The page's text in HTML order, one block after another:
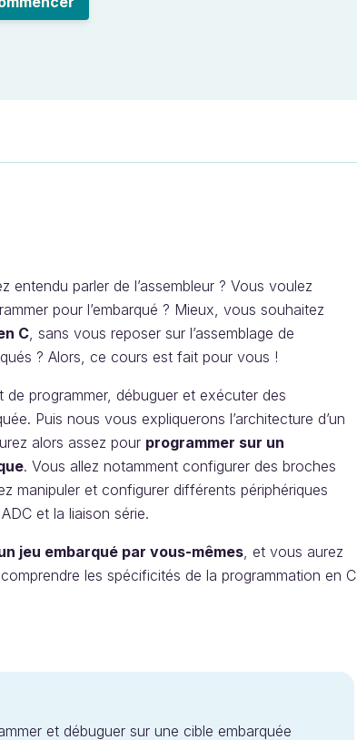
parler de l’assembleur ? Vous voulez
pour l’embarqué ? Mieux, vous souhaitez
C, sans vous reposer sur l’assemblage de
? Alors, ce cours est fait pour vous !
programmer, débuguer et exécuter des
Puis nous vous expliquerons l’architecture d’un
alors assez pour programmer sur un
. Vous allez notamment configurer des broches
manipuler et configurer différents périphériques
et la liaison série.
jeu embarqué par vous-mêmes, et vous aurez
les spécificités de la programmation en C
et débuguer sur une cible embarquée